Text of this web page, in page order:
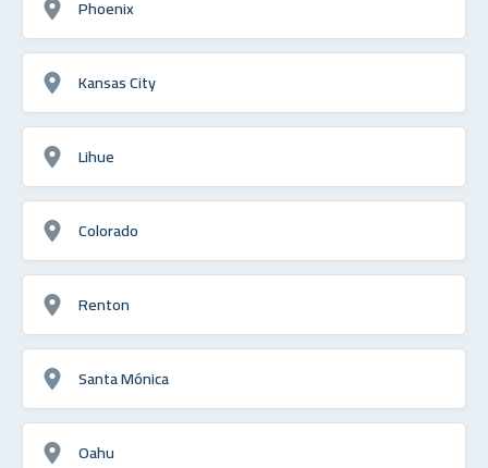
Phoenix
Kansas City
Lihue
Colorado
Renton
Santa Mónica
Oahu